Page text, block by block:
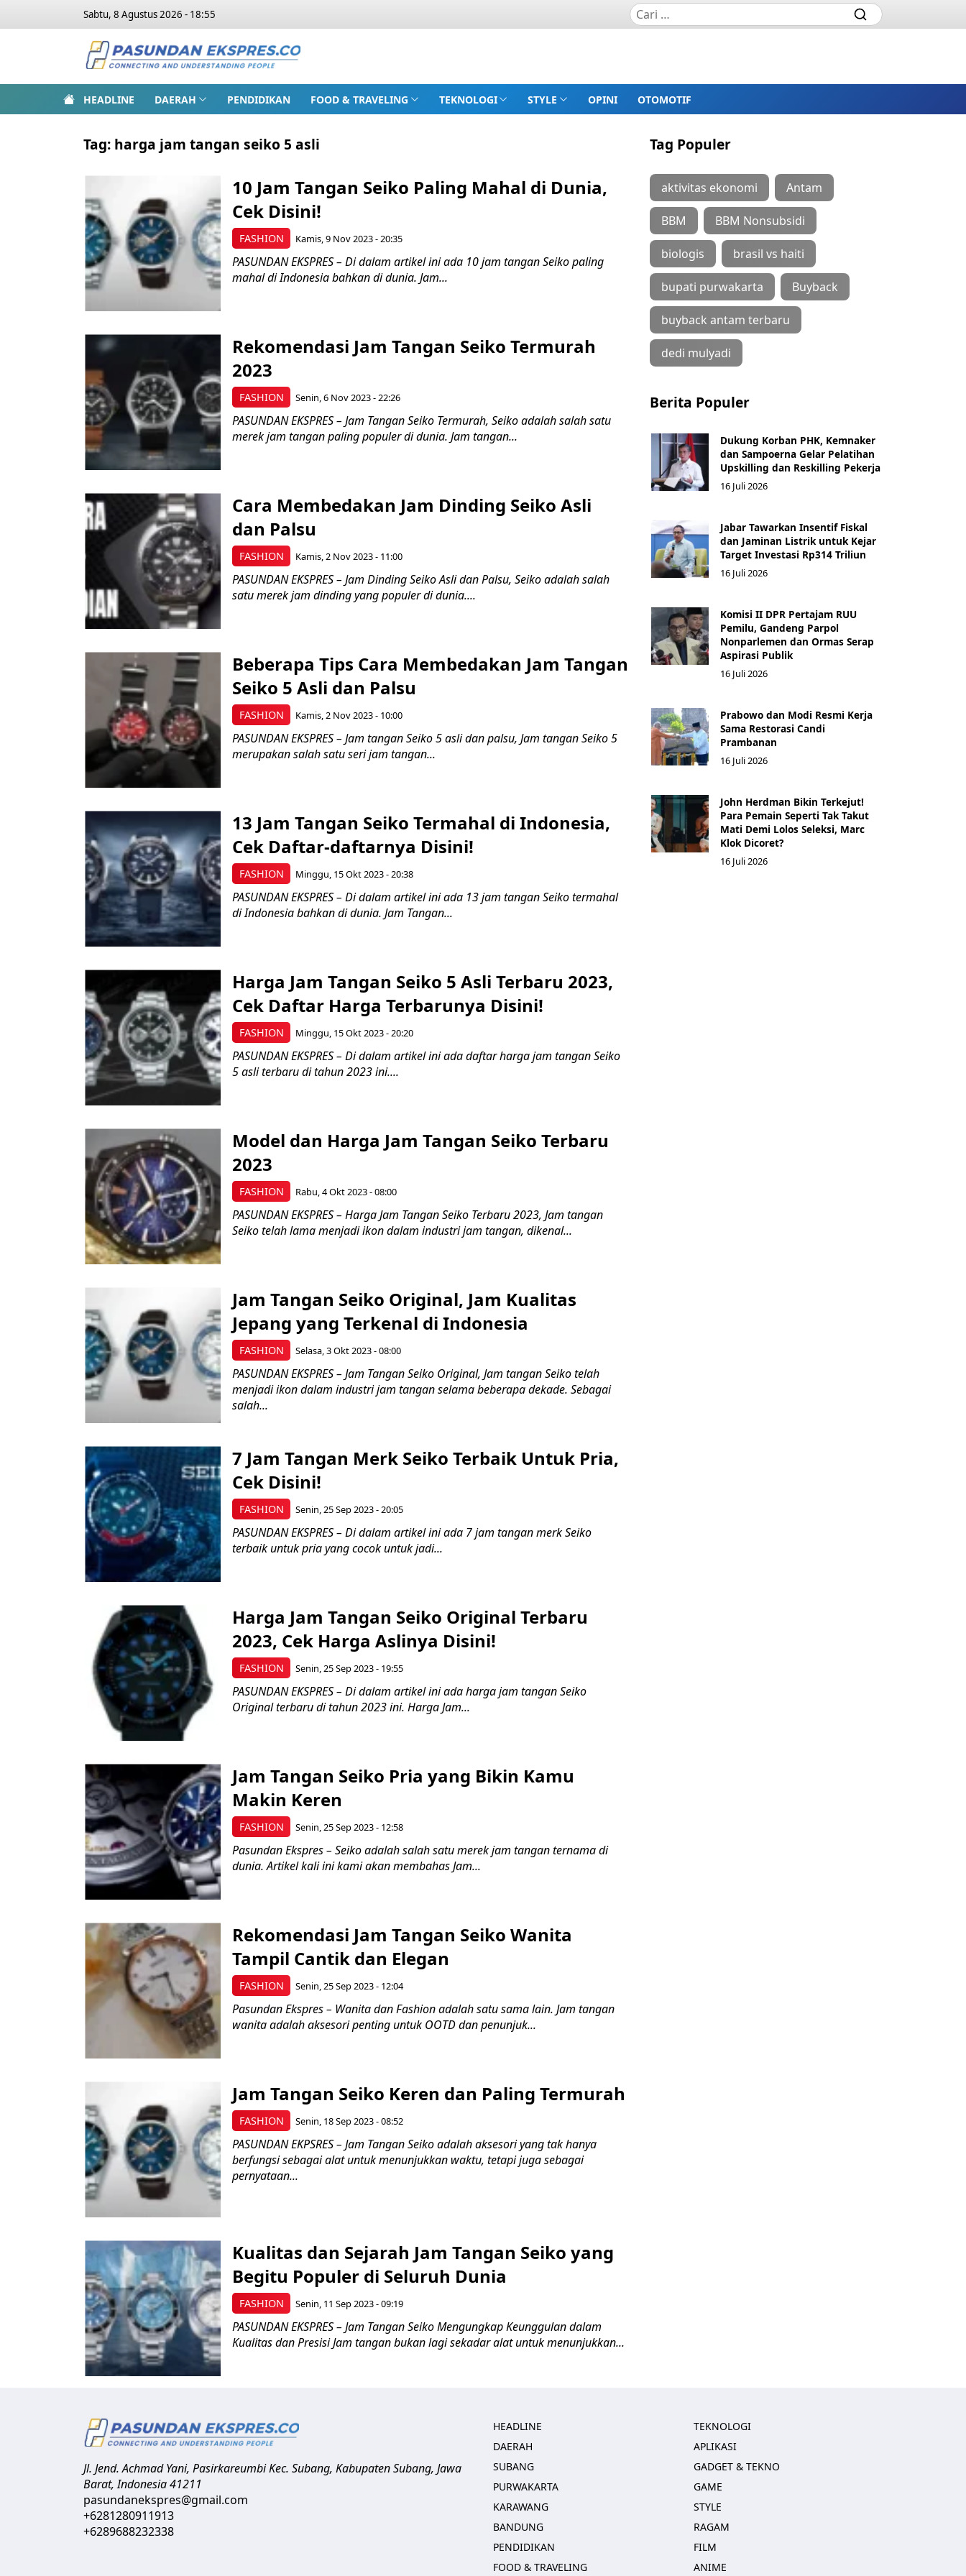
Sabtu, 8 Agustus 2026 - 18:55
HEADLINE DAERAH PENDIDIKAN FOOD & TRAVELING TEKNOLOGI STYLE OPINI OTOMOTIF
Tag: harga jam tangan seiko 5 asli
FASHION
10 Jam Tangan Seiko Paling Mahal di Dunia,
Cek Disini!
Kamis, 9 Nov 2023 - 20:35
PASUNDAN EKSPRES – Di dalam artikel ini ada 10 jam tangan Seiko paling
mahal di Indonesia bahkan di dunia. Jam...
FASHION
Rekomendasi Jam Tangan Seiko Termurah
2023
Senin, 6 Nov 2023 - 22:26
PASUNDAN EKSPRES – Jam Tangan Seiko Termurah, Seiko adalah salah satu
merek jam tangan paling populer di dunia. Jam tangan...
FASHION
Cara Membedakan Jam Dinding Seiko Asli
dan Palsu
Kamis, 2 Nov 2023 - 11:00
PASUNDAN EKSPRES – Jam Dinding Seiko Asli dan Palsu, Seiko adalah salah
satu merek jam dinding yang populer di dunia....
FASHION
Beberapa Tips Cara Membedakan Jam Tangan
Seiko 5 Asli dan Palsu
Kamis, 2 Nov 2023 - 10:00
PASUNDAN EKSPRES – Jam tangan Seiko 5 asli dan palsu, Jam tangan Seiko 5
merupakan salah satu seri jam tangan...
FASHION
13 Jam Tangan Seiko Termahal di Indonesia,
Cek Daftar-daftarnya Disini!
Minggu, 15 Okt 2023 - 20:38
PASUNDAN EKSPRES – Di dalam artikel ini ada 13 jam tangan Seiko termahal
di Indonesia bahkan di dunia. Jam Tangan...
FASHION
Harga Jam Tangan Seiko 5 Asli Terbaru 2023,
Cek Daftar Harga Terbarunya Disini!
Minggu, 15 Okt 2023 - 20:20
PASUNDAN EKSPRES – Di dalam artikel ini ada daftar harga jam tangan Seiko
5 asli terbaru di tahun 2023 ini....
FASHION
Model dan Harga Jam Tangan Seiko Terbaru
2023
Rabu, 4 Okt 2023 - 08:00
PASUNDAN EKSPRES – Harga Jam Tangan Seiko Terbaru 2023, Jam tangan
Seiko telah lama menjadi ikon dalam industri jam tangan, dikenal...
FASHION
Jam Tangan Seiko Original, Jam Kualitas
Jepang yang Terkenal di Indonesia
Selasa, 3 Okt 2023 - 08:00
PASUNDAN EKSPRES – Jam Tangan Seiko Original, Jam tangan Seiko telah
menjadi ikon dalam industri jam tangan selama beberapa dekade. Sebagai
salah...
FASHION
7 Jam Tangan Merk Seiko Terbaik Untuk Pria,
Cek Disini!
Senin, 25 Sep 2023 - 20:05
PASUNDAN EKSPRES – Di dalam artikel ini ada 7 jam tangan merk Seiko
terbaik untuk pria yang cocok untuk jadi...
FASHION
Harga Jam Tangan Seiko Original Terbaru
2023, Cek Harga Aslinya Disini!
Senin, 25 Sep 2023 - 19:55
PASUNDAN EKSPRES – Di dalam artikel ini ada harga jam tangan Seiko
Original terbaru di tahun 2023 ini. Harga Jam...
FASHION
Jam Tangan Seiko Pria yang Bikin Kamu
Makin Keren
Senin, 25 Sep 2023 - 12:58
Pasundan Ekspres – Seiko adalah salah satu merek jam tangan ternama di
dunia. Artikel kali ini kami akan membahas Jam...
FASHION
Rekomendasi Jam Tangan Seiko Wanita
Tampil Cantik dan Elegan
Senin, 25 Sep 2023 - 12:04
Pasundan Ekspres – Wanita dan Fashion adalah satu sama lain. Jam tangan
wanita adalah aksesori penting untuk OOTD dan penunjuk...
FASHION
Jam Tangan Seiko Keren dan Paling Termurah
Senin, 18 Sep 2023 - 08:52
PASUNDAN EKPSRES – Jam Tangan Seiko adalah aksesori yang tak hanya
berfungsi sebagai alat untuk menunjukkan waktu, tetapi juga sebagai
pernyataan...
FASHION
Kualitas dan Sejarah Jam Tangan Seiko yang
Begitu Populer di Seluruh Dunia
Senin, 11 Sep 2023 - 09:19
PASUNDAN EKSPRES – Jam Tangan Seiko Mengungkap Keunggulan dalam
Kualitas dan Presisi Jam tangan bukan lagi sekadar alat untuk menunjukkan...
Tag Populer
aktivitas ekonomi Antam
BBM BBM Nonsubsidi
biologis brasil vs haiti
bupati purwakarta Buyback
buyback antam terbaru
dedi mulyadi
Berita Populer
Dukung Korban PHK, Kemnaker
dan Sampoerna Gelar Pelatihan
Upskilling dan Reskilling Pekerja
16 Juli 2026
Jabar Tawarkan Insentif Fiskal
dan Jaminan Listrik untuk Kejar
Target Investasi Rp314 Triliun
16 Juli 2026
Komisi II DPR Pertajam RUU
Pemilu, Gandeng Parpol
Nonparlemen dan Ormas Serap
Aspirasi Publik
16 Juli 2026
Prabowo dan Modi Resmi Kerja
Sama Restorasi Candi
Prambanan
16 Juli 2026
John Herdman Bikin Terkejut!
Para Pemain Seperti Tak Takut
Mati Demi Lolos Seleksi, Marc
Klok Dicoret?
16 Juli 2026
Jl. Jend. Achmad Yani, PasirkareumbiKec. Subang, Kabupaten Subang, Jawa
Barat,Indonesia41211
pasundanekspres@gmail.com
+6281280911913
+6289688232338
HEADLINE
DAERAH
SUBANG
PURWAKARTA
KARAWANG
BANDUNG
PENDIDIKAN
FOOD & TRAVELING
TEKNOLOGI
APLIKASI
GADGET & TEKNO
GAME
STYLE
RAGAM
FILM
ANIME